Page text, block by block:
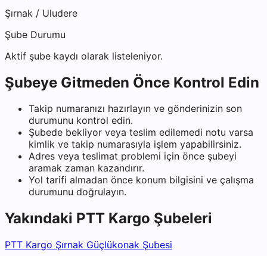
Şırnak / Uludere
Şube Durumu
Aktif şube kaydı olarak listeleniyor.
Şubeye Gitmeden Önce Kontrol Edin
Takip numaranızı hazırlayın ve gönderinizin son
durumunu kontrol edin.
Şubede bekliyor veya teslim edilemedi notu varsa
kimlik ve takip numarasıyla işlem yapabilirsiniz.
Adres veya teslimat problemi için önce şubeyi
aramak zaman kazandırır.
Yol tarifi almadan önce konum bilgisini ve çalışma
durumunu doğrulayın.
Yakındaki PTT Kargo Şubeleri
PTT Kargo Şırnak Güçlükonak Şubesi